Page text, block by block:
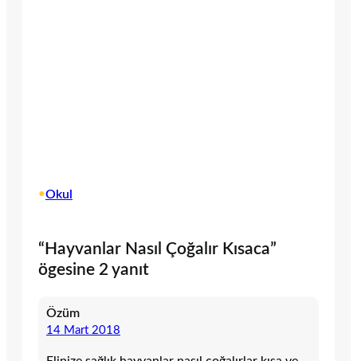
•Okul
“Hayvanlar Nasıl Çoğalır Kısaca”
ögesine 2 yanıt
Özüm
14 Mart 2018